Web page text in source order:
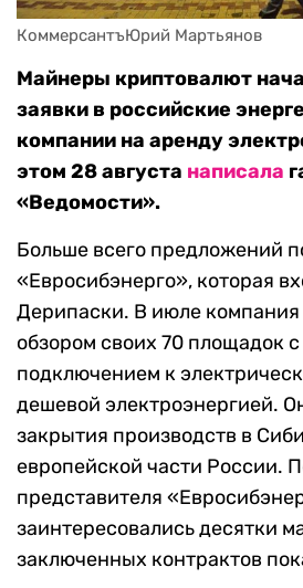
КоммерсантъЮрий Мартьянов
Майнеры криптовалют
заявки в российские
компании на аренду
этом 28 августа написала
«Ведомости».
Больше всего предложений
«Евросибэнерго», которая
Дерипаски. В июле компания
обзором своих 70 площадок
подключением к
дешевой электроэнергией.
закрытия производств в
европейской части России.
представителя
заинтересовались десятки
заключенных контрактов